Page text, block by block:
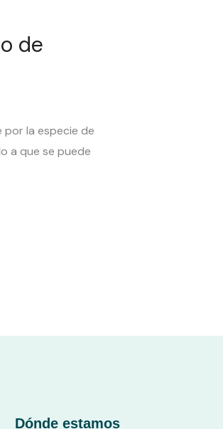
de
por la especie de
a que se puede
Dónde estamos